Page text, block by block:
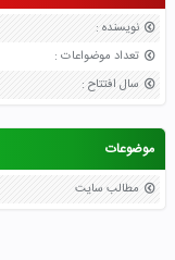
نویسنده :
تعداد موضواعات :
سال افتتاح :
موضوعات
مطالب سایت